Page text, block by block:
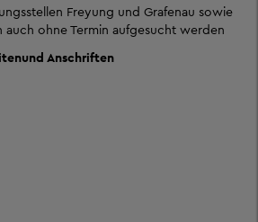
Freyung und Grafenau sowie
auch ohne Termin aufgesucht werden
und Anschriften